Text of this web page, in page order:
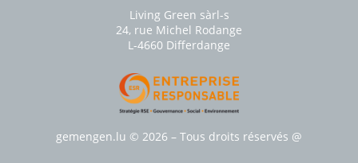
Living Green sàrl-s
24, rue Michel Rodange
L-4660 Diﬀerdange
gemengen.lu © 2026 – Tous droits réservés @